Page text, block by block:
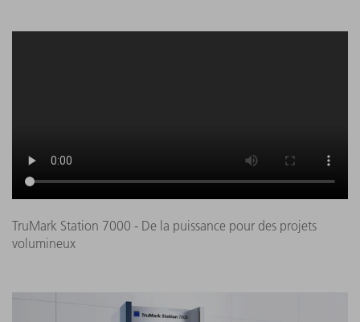
TruMark Station 7000 - De la puissance pour des projets
volumineux